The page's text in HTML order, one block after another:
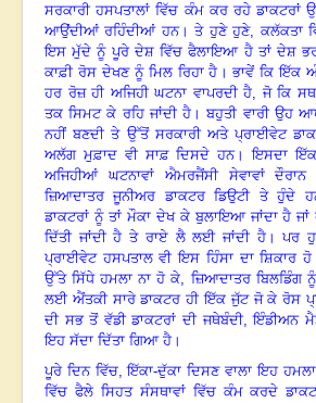
ਸਰਕਾਰੀ ਹਸਪਤਾਲਾਂ ਵਿੱਚ ਕੰਮ ਕਰ ਰਹੇ
ਆਉਂਦੀਆਂ ਰਹਿੰਦੀਆਂ ਹਨ।ਤੇ ਹੁਣੇ ਹੁਣੇ, ਕਲੱਕਤਾ
ਇਸ ਮੁੱਦੇ ਨੂੰ ਪੂਰੇ ਦੇਸ਼ ਵਿੱਚ ਫੈਲਾਇਆ ਹੈ ਤਾਂ ਦੇਸ਼ ਭਰ
ਕਾਫ਼ੀ ਰੋਸ ਦੇਖਣ ਨੂੰ ਮਿਲ ਰਿਹਾ ਹੈ ।ਭਾਵੇਂ ਕਿ ਇੱਕ
ਹਰ ਰੋਜ਼ ਹੀ ਅਜਿਹੀ ਘਟਨਾ ਵਾਪਰਦੀ ਹੈ, ਜੋ ਕਿ
ਤਕ ਸਿਮਟ ਕੇ ਰਹਿ ਜਾਂਦੀ ਹੈ ।ਬਹੁਤੀ ਵਾਰੀ ਉਹ
ਨਹੀਂ ਬਣਦੀ ਤੇ ਉੱਤੋਂ ਸਰਕਾਰੀ ਅਤੇ ਪ੍ਰਾਈਵੇਟ
ਅਲੱਗ ਮੁਫ਼ਾਦ ਵੀ ਸਾਫ਼ ਦਿਸਦੇ ਹਨ।ਇਸਦਾ
ਅਜਿਹੀਆਂ ਘਟਨਾਵਾਂ ਐਮਰਜੈਂਸੀ ਸੇਵਾਵਾਂ
ਜ਼ਿਆਦਾਤਰ ਜੂਨੀਅਰ ਡਾਕਟਰ ਡਿਉਟੀ ਤੇ ਹੁੰਦੇ
ਡਾਕਟਰਾਂ ਨੂੰ ਤਾਂ ਮੌਕਾ ਦੇਖ ਕੇ ਬੁਲਾਇਆ ਜਾਂਦਾ ਹੈ
ਦਿੱਤੀ ਜਾਂਦੀ ਹੈ ਤੇ ਰਾਏ ਲੈ ਲਈ ਜਾਂਦੀ ਹੈ।ਪਰ
ਪ੍ਰਾਈਵੇਟ ਹਸਪਤਾਲ ਵੀ ਇਸ ਹਿੰਸਾ ਦਾ ਸ਼ਿਕਾਰ
ਉੱਤੇ ਸਿੱਧੇ ਹਮਲਾ ਨਾ ਹੋ ਕੇ, ਜ਼ਿਆਦਾਤਰ ਬਿਲਡਿੰਗ
ਲਈ ਐਂਤਕੀ ਸਾਰੇ ਡਾਕਟਰ ਹੀ ਇੱਕ ਜੁੱਟ ਜੋ ਕੇ ਰੋਸ
ਦੀ ਸਭ ਤੋਂ ਵੱਡੀ ਡਾਕਟਰਾਂ ਦੀ ਜਥੇਬੰਦੀ, ਇੰਡੀਅਨ
ਇਹ ਸੱਦਾ ਦਿੱਤਾ ਗਿਆ ਹੈ ।
ਪੂਰੇ ਦਿਨ ਵਿੱਚ, ਇੱਕਾ-ਦੁੱਕਾ ਦਿਸਣ ਵਾਲਾ ਇਹ
ਵਿੱਚ ਫੈਲੇ ਸਿਹਤ ਸੰਸਥਾਵਾਂ ਵਿੱਚ ਕੰਮ ਕਰਦੇ